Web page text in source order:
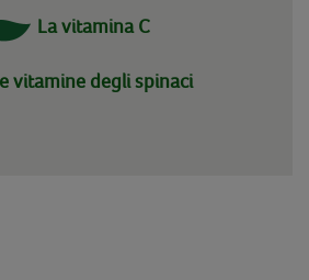
La vitaminaC
vitamine degli spinaci